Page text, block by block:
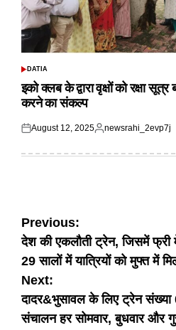
POSTED
DATIA
इको क्लब के द्वारा वृक्षों को रक्षा सूत्र
करने का संकल्प
Posted
August 12, 2025
Posted
newsrahi_2evp7j
Post
navigation
Previous:
देश की एकलौती ट्रेन, जिसमें फ्री
29 सालों में यात्रियों को मुफ्त में
Next:
दादर&भुसावल के लिए ट्रेन
संचालन हर सोमवार, बुधवार और